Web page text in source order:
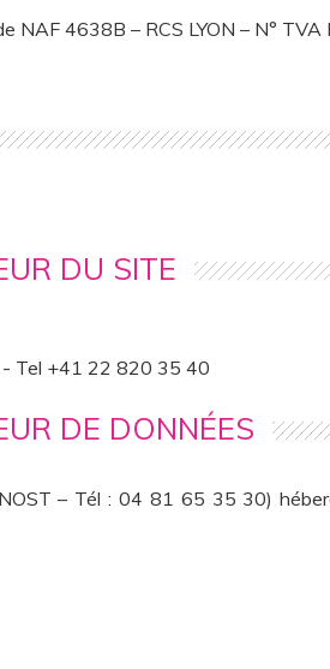
4638B – RCS LYON – N°
DU SITE
- Tel +41 22 820 35 40
DE DONNÉES
– Tél : 04 81 65 35 30)